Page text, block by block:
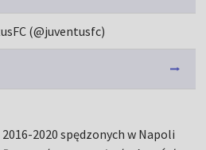
(@juventusfc)
2020 spędzonych w Napoli